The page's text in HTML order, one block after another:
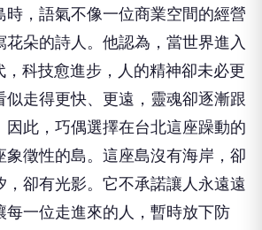
時，語氣不像一位商業空間的經營
花朵的詩人。他認為，當世界進入
科技愈進步，人的精神卻未必更
似走得更快、更遠，靈魂卻逐漸跟
因此，巧偶選擇在台北這座躁動的
象徵性的島。這座島沒有海岸，卻
，卻有光影。它不承諾讓人永遠遠
每一位走進來的人，暫時放下防